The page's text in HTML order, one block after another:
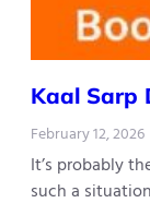
Kaal Sarp
February 12, 2026
It’s probably
such a